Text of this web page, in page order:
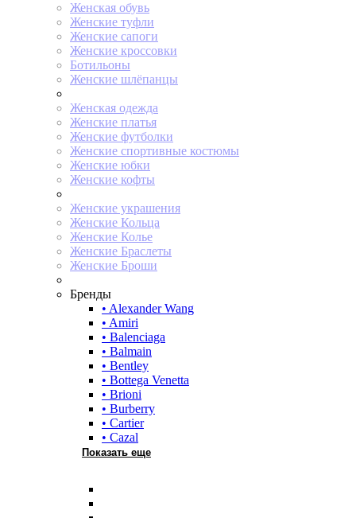
Женская обувь
Женские туфли
Женские сапоги
Женские кроссовки
Ботильоны
Женские шлёпанцы
Женская одежда
Женские платья
Женские футболки
Женские спортивные костюмы
Женские юбки
Женские кофты
Женские украшения
Женские Кольца
Женские Колье
Женские Браслеты
Женские Броши
Бренды
• Alexander Wang
• Amiri
• Balenciaga
• Balmain
• Bentley
• Bottega Venetta
• Brioni
• Burberry
• Cartier
• Cazal
Показать еще